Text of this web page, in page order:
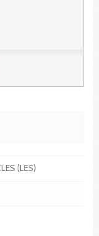
(LES)